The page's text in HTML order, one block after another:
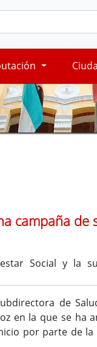
campaña
Social y la
de
en la que se ha
por parte de